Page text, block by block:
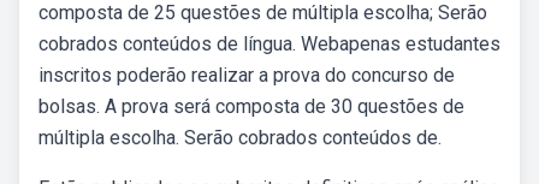
composta de 25 questões de múltipla escolha; Serão
cobrados conteúdos de língua. Webapenas estudantes
inscritos poderão realizar a prova do concurso de
bolsas. A prova será composta de 30 questões de
múltipla escolha. Serão cobrados conteúdos de.